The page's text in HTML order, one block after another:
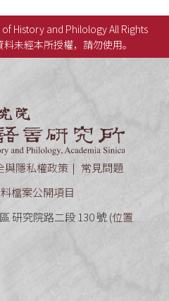
History and Philology All Rights
未經本所授權，請勿使用。
與隱私權政策
常見問題
檔案公開項目
研究院路二段 130 號 (位置